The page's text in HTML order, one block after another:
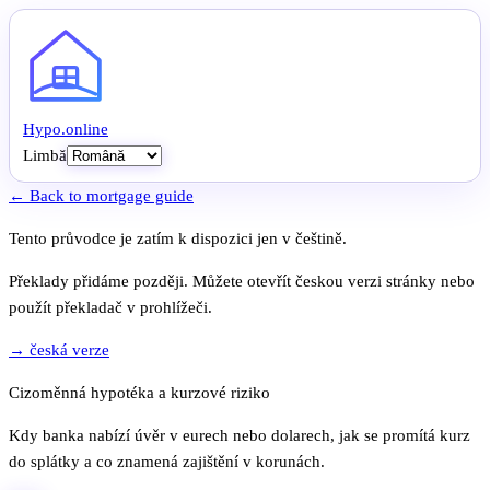
Hypo.online
Limbă
← Back to mortgage guide
Tento průvodce je zatím k dispozici jen v češtině.
Překlady přidáme později. Můžete otevřít českou verzi stránky nebo
použít překladač v prohlížeči.
→ česká verze
Cizoměnná hypotéka a kurzové riziko
Kdy banka nabízí úvěr v eurech nebo dolarech, jak se promítá kurz
do splátky a co znamená zajištění v korunách.